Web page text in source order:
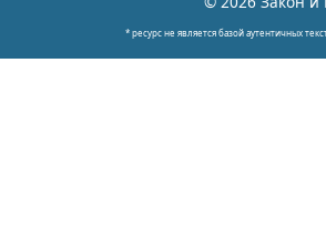
* ресурс не является базой аутентичных